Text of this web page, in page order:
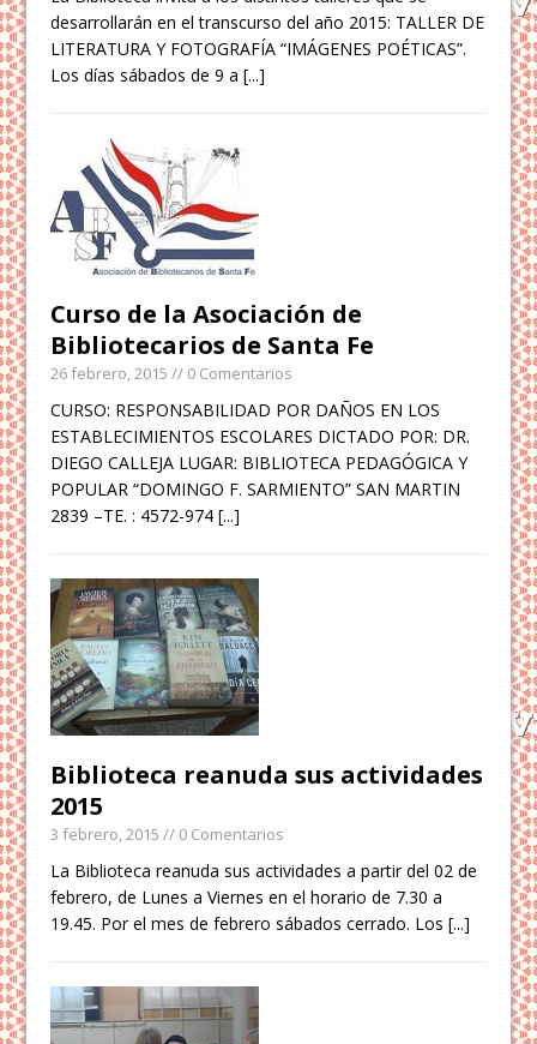
desarrollarán en el transcurso del año 2015: TALLER DE
LITERATURA Y FOTOGRAFÍA “IMÁGENES POÉTICAS”.
Los días sábados de 9 a[...]
Curso de la Asociación de
Bibliotecarios de Santa Fe
26 febrero, 2015 // 0 Comentarios
CURSO: RESPONSABILIDAD POR DAÑOS EN LOS
ESTABLECIMIENTOS ESCOLARES DICTADO POR: DR.
DIEGO CALLEJA LUGAR: BIBLIOTECA PEDAGÓGICA Y
POPULAR “DOMINGO F. SARMIENTO” SAN MARTIN
2839 –TE. : 4572-974[...]
Biblioteca reanuda sus actividades
2015
3 febrero, 2015 // 0 Comentarios
La Biblioteca reanuda sus actividades a partir del 02 de
febrero, de Lunes a Viernes en el horario de 7.30 a
19.45. Por el mes de febrero sábados cerrado. Los[...]